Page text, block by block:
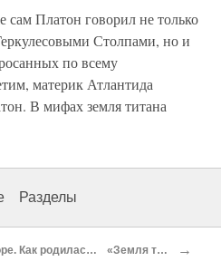
сам Платон говорил не только
Столпами, но и
по всему
материк Атлантида
В мифах земля титана
Разделы
Атлантида в Каспийском море. Как родилась и погибла прародина земной цивилизации Андрей Леонов, кандидат технических наук «Земля творения» на Мангышлаке →